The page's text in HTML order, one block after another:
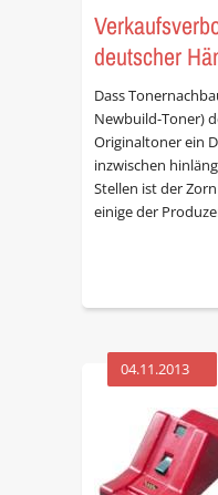
deutscher
Dass
Newbuild-Toner)
Originaltoner ein
inzwischen
Stellen ist der
einige der
04.11.2013